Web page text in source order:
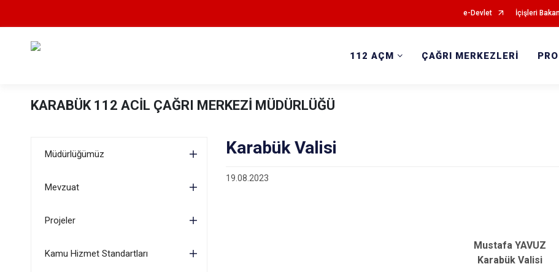
e-Devlet İçişleri
112 AÇM ÇAĞRI MERKEZLERİ
KARABÜK 112 ACİL ÇAĞRI MERKEZİ MÜDÜRLÜĞÜ
Müdürlüğümüz
Mevzuat
Projeler
Kamu Hizmet Standartları
Karabük Valisi
19.08.2023
Mustafa YAVUZ
Karabük Valisi